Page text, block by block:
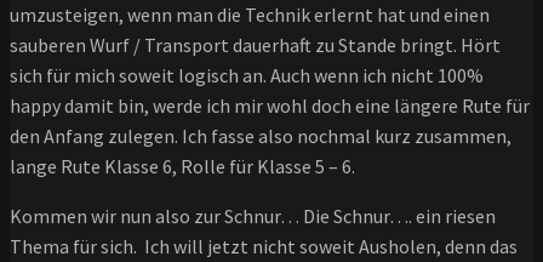
umzusteigen, wenn man die Technik erlernt hat und einen
sauberen Wurf / Transport dauerhaft zu Stande bringt. Hört
sich für mich soweit logisch an. Auch wenn ich nicht 100%
happy damit bin, werde ich mir wohl doch eine längere Rute für
den Anfang zulegen. Ich fasse also nochmal kurz zusammen,
lange Rute Klasse 6, Rolle für Klasse 5 – 6.
Kommen wir nun also zur Schnur… Die Schnur…. ein riesen
Thema für sich. Ich will jetzt nicht soweit Ausholen, denn das